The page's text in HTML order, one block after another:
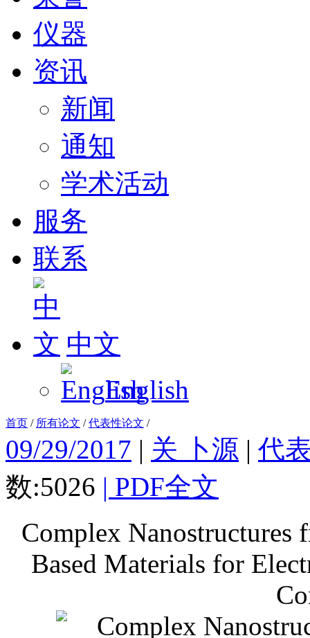
仪器
资讯
新闻
通知
学术活动
服务
联系
中文
English
首页 / 所有论文 /代表性论文 /
09/29/2017 | 关 卜源 | 代
数:5026 | PDF全文
Complex Nanostructures
Based Materials for